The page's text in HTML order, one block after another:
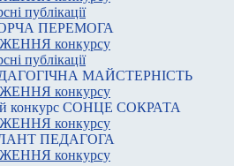
публікації
ПЕРЕМОГА
конкурсу
публікації
МАЙСТЕРНІСТЬ
конкурсу
конкурс СОНЦЕ СОКРАТА
конкурсу
ПЕДАГОГА
конкурсу